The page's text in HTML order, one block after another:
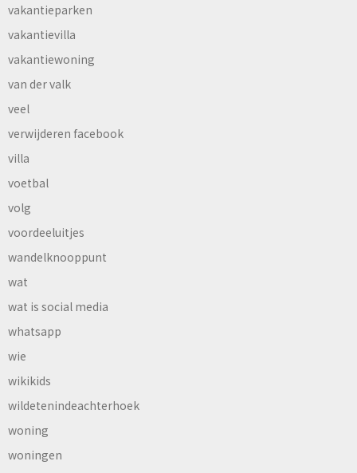
vakantieparken
vakantievilla
vakantiewoning
van der valk
veel
verwijderen facebook
villa
voetbal
volg
voordeeluitjes
wandelknooppunt
wat
wat is social media
whatsapp
wie
wikikids
wildetenindeachterhoek
woning
woningen